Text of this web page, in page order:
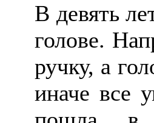
В девять
голове.
ручку, а
иначе все